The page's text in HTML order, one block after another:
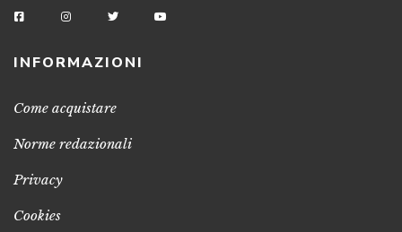
INFORMAZIONI
Come acquistare
Norme redazionali
Privacy
Cookies